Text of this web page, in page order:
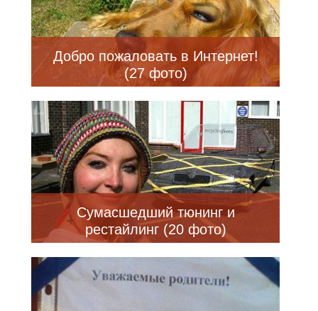
Добро пожаловать в Интернет!
(27 фото)
Сумасшедший тюнинг и
рестайлинг (20 фото)